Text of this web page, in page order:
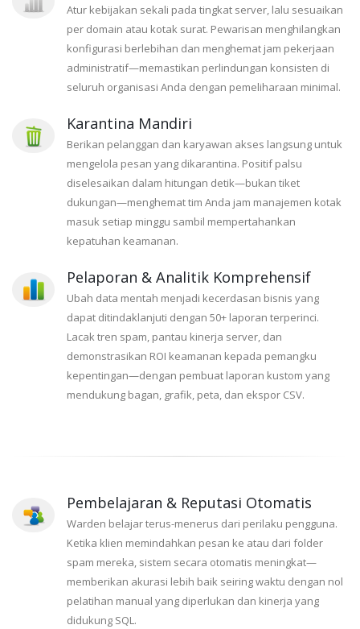
Atur kebijakan sekali pada tingkat server, lalu sesuaikan
per domain atau kotak surat. Pewarisan menghilangkan
konfigurasi berlebihan dan menghemat jam pekerjaan
administratif—memastikan perlindungan konsisten di
seluruh organisasi Anda dengan pemeliharaan minimal.
Karantina Mandiri
Berikan pelanggan dan karyawan akses langsung untuk
mengelola pesan yang dikarantina. Positif palsu
diselesaikan dalam hitungan detik—bukan tiket
dukungan—menghemat tim Anda jam manajemen kotak
masuk setiap minggu sambil mempertahankan
kepatuhan keamanan.
Pelaporan & Analitik Komprehensif
Ubah data mentah menjadi kecerdasan bisnis yang
dapat ditindaklanjuti dengan 50+ laporan terperinci.
Lacak tren spam, pantau kinerja server, dan
demonstrasikan ROI keamanan kepada pemangku
kepentingan—dengan pembuat laporan kustom yang
mendukung bagan, grafik, peta, dan ekspor CSV.
Pembelajaran & Reputasi Otomatis
Warden belajar terus-menerus dari perilaku pengguna.
Ketika klien memindahkan pesan ke atau dari folder
spam mereka, sistem secara otomatis meningkat—
memberikan akurasi lebih baik seiring waktu dengan nol
pelatihan manual yang diperlukan dan kinerja yang
didukung SQL.